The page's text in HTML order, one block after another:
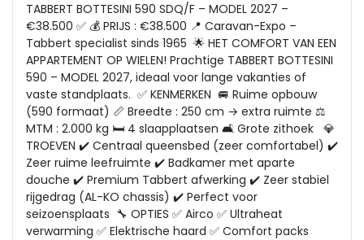
TABBERT BOTTESINI 590 SDQ/F – MODEL 2027 –
€38.500 ✅ 💰 PRIJS : €38.500 📍 Caravan-Expo –
Tabbert specialist sinds 1965  🌟 HET COMFORT VAN EEN
APPARTEMENT OP WIELEN! Prachtige TABBERT BOTTESINI
590 – MODEL 2027, ideaal voor lange vakanties of
vaste standplaats.  ✅ KENMERKEN  🚐 Ruime opbouw
(590 formaat) 📏 Breedte : 250 cm → extra ruimte ⚖️
MTM : 2.000 kg 🛏️ 4 slaapplaatsen 🛋️ Grote zithoek   💎
TROEVEN ✔️ Centraal queensbed (zeer comfortabel) ✔️
Zeer ruime leefruimte ✔️ Badkamer met aparte
douche ✔️ Premium Tabbert afwerking ✔️ Zeer stabiel
rijgedrag (AL-KO chassis) ✔️ Perfect voor
seizoensplaats  🔧 OPTIES ✅ Airco ✅ Ultraheat
verwarming ✅ Elektrische haard ✅ Comfort packs